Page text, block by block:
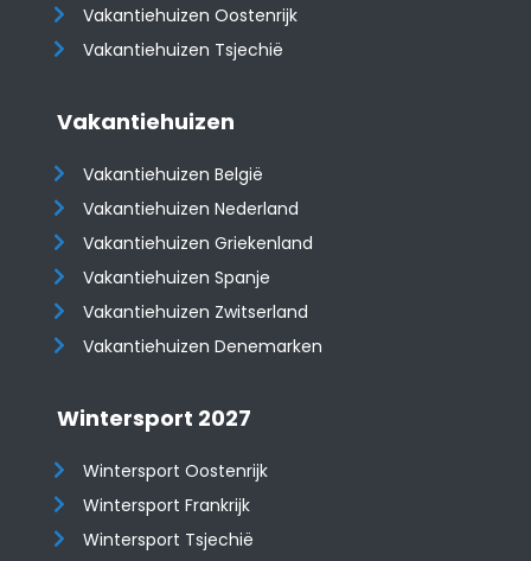
​​​​​​​Vakantiehuizen Oostenrijk
Vakantiehuizen Tsjechië
Vakantiehuizen
Vakantiehuizen België
Vakantiehuizen Nederland
Vakantiehuizen Griekenland
Vakantiehuizen Spanje
​​​​​​​Vakantiehuizen Zwitserland
Vakantiehuizen Denemarken
Wintersport 2027
Wintersport Oostenrijk
Wintersport Frankrijk
Wintersport Tsjechië